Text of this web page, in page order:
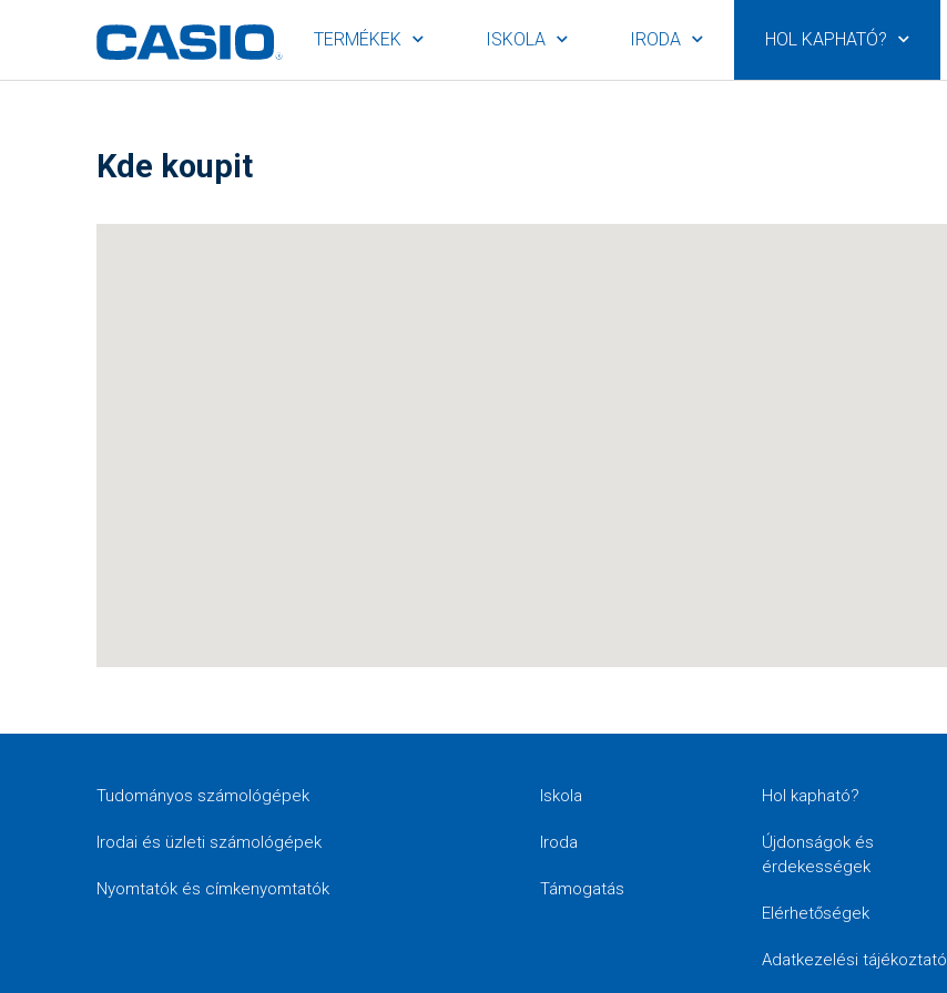
TERMÉKEK ISKOLA IRODA HOL KAPHATÓ?
Kde koupit
Tudományos számológépek
Irodai és üzleti számológépek
Nyomtatók és címkenyomtatók
Iskola
Iroda
Támogatás
Hol kapható?
Újdonságok és
érdekességek
Elérhetőségek
Adatkezelési tájékoztató